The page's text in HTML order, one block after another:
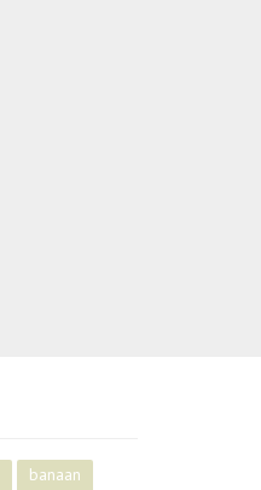
banaan